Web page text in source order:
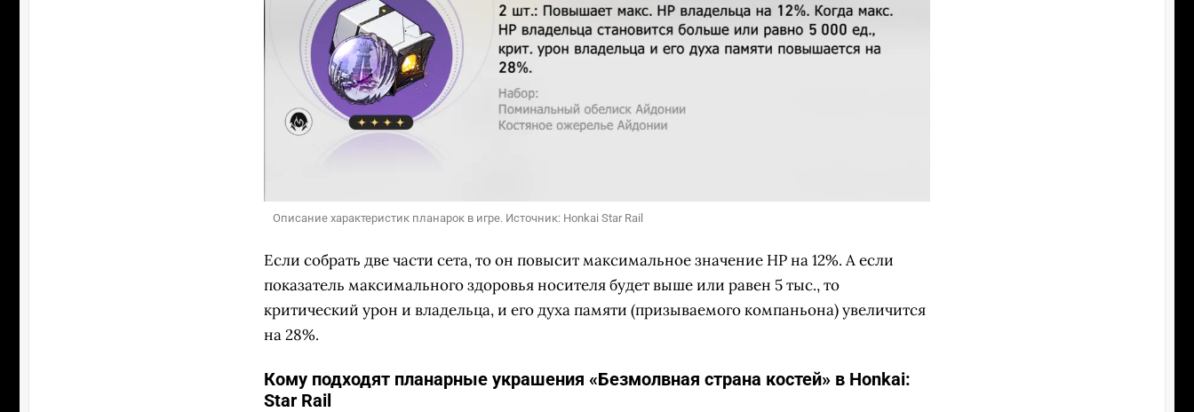
Описание характеристик планарок в игре. Источник: Honkai Star Rail
Если собрать две части сета, то он повысит максимальное значение HP на 12%. А если
показатель максимального здоровья носителя будет выше или равен 5 тыс., то
критический урон и владельца, и его духа памяти (призываемого компаньона) увеличится
на 28%.
Кому подходят планарные украшения «Безмолвная страна костей» в Honkai:
Star Rail